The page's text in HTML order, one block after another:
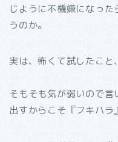
じように不機嫌になっ
うのか。
実は、怖くて試したこ
そもそも気が弱いので
出すからこそ『フキハラ